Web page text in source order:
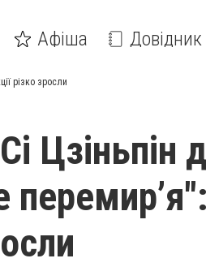
Афіша Довідник
різко зросли